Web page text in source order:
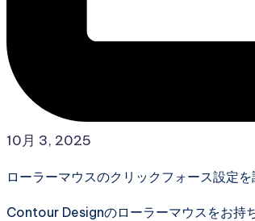
10月 3, 2025
ローラーマウスのクリックフォース設定を
Contour Designのローラーマウスをお持